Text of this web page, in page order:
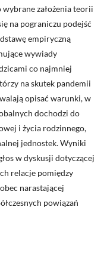
wybrane założenia teorii
na pograniczu podejść
empiryczną
wywiady
co najmniej
na skutek pandemii
opisać warunki, w
dochodzi do
i życia rodzinnego,
jednostek. Wyniki
w dyskusji dotyczącej
relacje pomiędzy
narastającej
powiązań